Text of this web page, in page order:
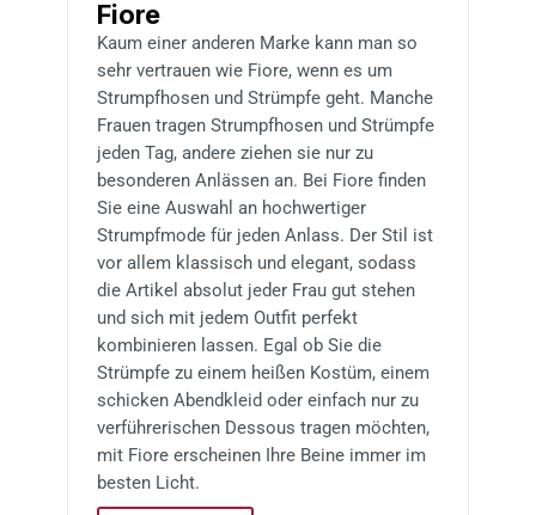
Fiore
Kaum einer anderen Marke kann man so
sehr vertrauen wie Fiore, wenn es um
Strumpfhosen und Strümpfe geht. Manche
Frauen tragen Strumpfhosen und Strümpfe
jeden Tag, andere ziehen sie nur zu
besonderen Anlässen an. Bei Fiore finden
Sie eine Auswahl an hochwertiger
Strumpfmode für jeden Anlass. Der Stil ist
vor allem klassisch und elegant, sodass
die Artikel absolut jeder Frau gut stehen
und sich mit jedem Outfit perfekt
kombinieren lassen. Egal ob Sie die
Strümpfe zu einem heißen Kostüm, einem
schicken Abendkleid oder einfach nur zu
verführerischen Dessous tragen möchten,
mit Fiore erscheinen Ihre Beine immer im
besten Licht.